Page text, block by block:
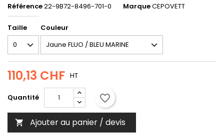
Référence22-9B72-8496-701-0 MarqueCEPOVETT
Taille Couleur
110,13 CHF HT
Quantité favorite_border
 Ajouter au panier / devis